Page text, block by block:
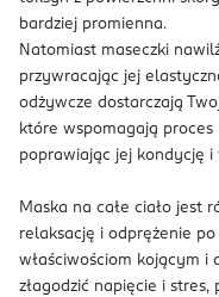
bardziej promienna.
Natomiast maseczki
przywracając jej
odżywcze dostarczają
które wspomagają
poprawiając jej kondycję i
Maska na całe ciało jest
relaksację i odprężenie po
właściwościom kojącym i
złagodzić napięcie i